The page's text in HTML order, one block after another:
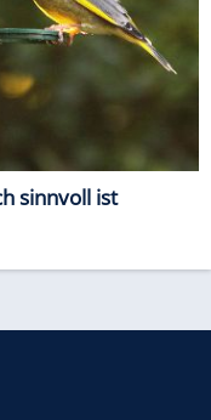
sinnvoll ist